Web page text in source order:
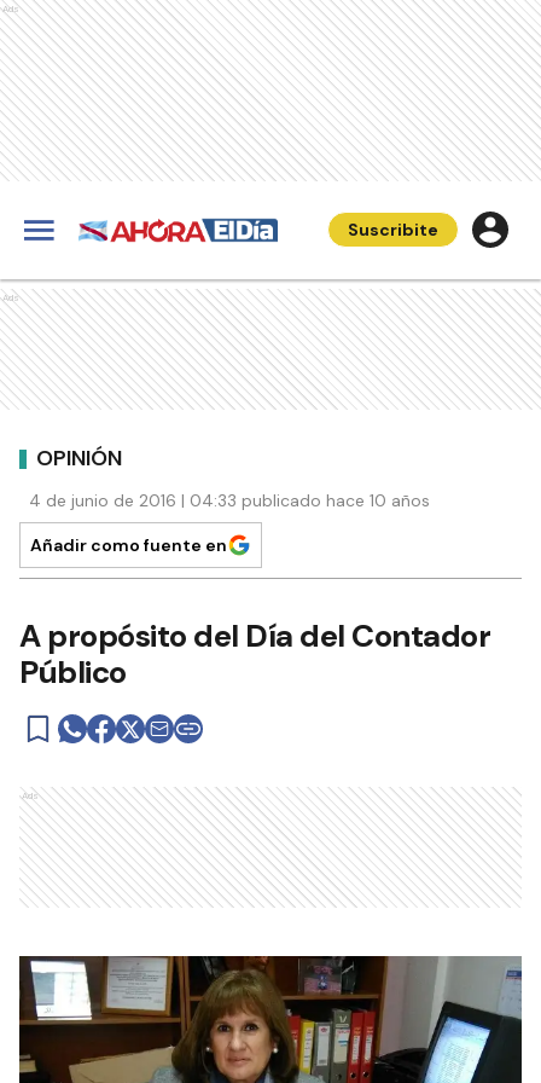
Ads
Suscribite
Ads
OPINIÓN
4 de junio de 2016 | 04:33 publicado hace 10 años
Añadir como fuente en
A propósito del Día del Contador
Público
Ads